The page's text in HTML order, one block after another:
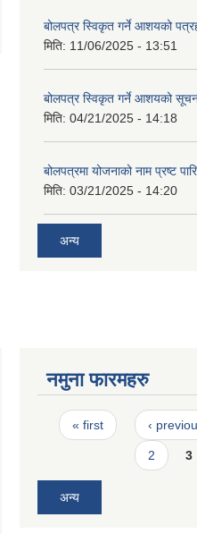
बोलपत्र स्विकृत गर्ने आशयको
मिति: 11/06/2025 - 13:51
बोलपत्र स्विकृत गर्ने आशयको
मिति: 04/21/2025 - 14:18
बोलपत्रमा योजनाको नाम प्रष्ट
मिति: 03/21/2025 - 14:20
अन्य
नमुना फारमहरु
Pages
« first ‹
2 3
अन्य